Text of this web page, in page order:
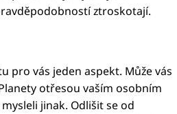
ztroskotají.
pro vás jeden aspekt. Může vás
otřesou vaším osobním
jinak. Odlišit se od